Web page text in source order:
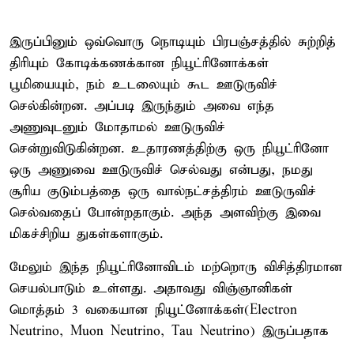
இருப்பினும் ஒவ்வொரு நொடியும் பிரபஞ்சத்தில் சுற்றித்
திரியும் கோடிக்கணக்கான நியூட்ரினோக்கள்
பூமியையும், நம் உடலையும் கூட ஊடுருவிச்
செல்கின்றன. அப்படி இருந்தும் அவை எந்த
அணுவுடனும் மோதாமல் ஊடுருவிச்
சென்றுவிடுகின்றன. உதாரணத்திற்கு ஒரு நியூட்ரினோ
ஒரு அணுவை ஊடுருவிச் செல்வது என்பது, நமது
சூரிய குடும்பத்தை ஒரு வால்நட்சத்திரம் ஊடுருவிச்
செல்வதைப் போன்றதாகும். அந்த அளவிற்கு இவை
மிகச்சிறிய துகள்களாகும்.
மேலும் இந்த நியூட்ரினோவிடம் மற்றொரு விசித்திரமான
செயல்பாடும் உள்ளது. அதாவது விஞ்ஞானிகள்
மொத்தம் 3 வகையான நியூட்னோக்கள்(Electron
Neutrino, Muon Neutrino, Tau Neutrino) இருப்பதாக